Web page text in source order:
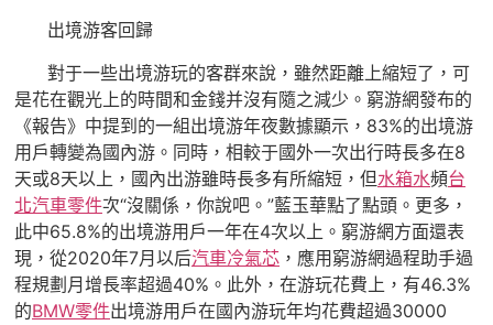
出境游客回歸
對于一些出境游玩的客群來說，雖然距離上縮短了，可
是花在觀光上的時間和金錢并沒有隨之減少。窮游網發布的
《報告》中提到的一組出境游年夜數據顯示，83%的出境游
用戶轉變為國內游。同時，相較于國外一次出行時長多在8
天或8天以上，國內出游雖時長多有所縮短，但水箱水頻台
北汽車零件次“沒關係，你說吧。”藍玉華點了點頭。更多，
此中65.8%的出境游用戶一年在4次以上。窮游網方面還表
現，從2020年7月以后汽車冷氣芯 ，應用窮游網過程助手過
程規劃月增長率超過40%。此外，在游玩花費上，有46.3%
的BMW零件出境游用戶在國內游玩年均花費超過30000